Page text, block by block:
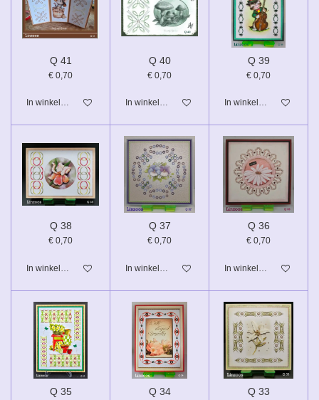
Q 41
€ 0,70
In winkelwagen
Q 40
€ 0,70
In winkelwagen
Q 39
€ 0,70
In winkelwagen
Q 38
€ 0,70
In winkelwagen
Q 37
€ 0,70
In winkelwagen
Q 36
€ 0,70
In winkelwagen
Q 35 Q 34 Q 33